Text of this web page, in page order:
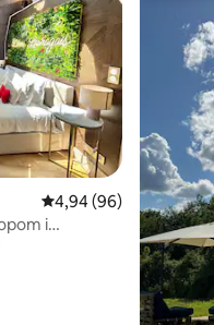
prosječna ocjena 4,94
4,94 (96)
i